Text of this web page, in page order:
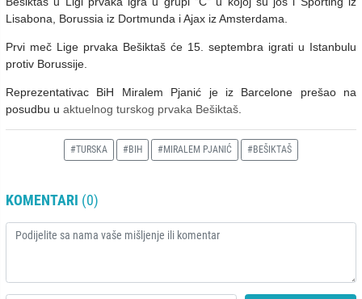
Lisabona, Borussia iz Dortmunda i Ajax iz Amsterdama.
Prvi meč Lige prvaka Bešiktaš će 15. septembra igrati u Istanbulu
protiv Borussije.
Reprezentativac BiH Miralem Pjanić je iz Barcelone prešao na
posudbu u aktuelnog turskog prvaka Bešiktaš.
#TURSKA #BIH #MIRALEM PJANIĆ #BEŠIKTAŠ
KOMENTARI (0)